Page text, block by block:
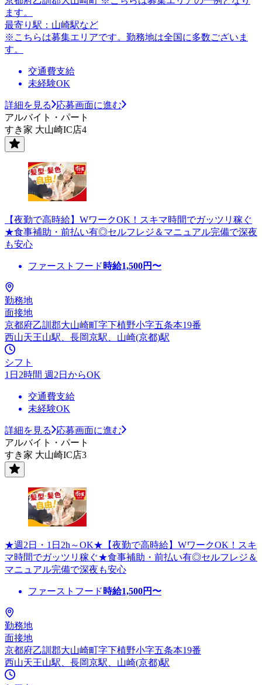
ます。
最寄り駅：山崎駅など
※こちらは募集エリアです。勤務地は全国に多数ございま
す。
交通費支給
未経験OK
詳細を見る
応募画面に進む
アルバイト・パート
すき家 大山崎IC店4
【夜勤で高時給】WワークOK！スキマ時間でガッツリ稼ぐ
★食事補助・前払い有◎セルフレジ＆マニュアル完備で深夜
も安心
ファーストフード 時給1,500円〜
勤務地
面接地
京都府乙訓郡大山崎町字下植野小字五条本19番
西山天王山駅、長岡京駅、山崎(京都)駅
シフト
1日2時間 週2日からOK
交通費支給
未経験OK
詳細を見る
応募画面に進む
アルバイト・パート
すき家 大山崎IC店3
★週2日・1日2h～OK★【夜勤で高時給】WワークOK！スキ
マ時間でガッツリ稼ぐ★食事補助・前払い有◎セルフレジ＆
マニュアル完備で深夜も安心
ファーストフード 時給1,500円〜
勤務地
面接地
京都府乙訓郡大山崎町字下植野小字五条本19番
西山天王山駅、長岡京駅、山崎(京都)駅